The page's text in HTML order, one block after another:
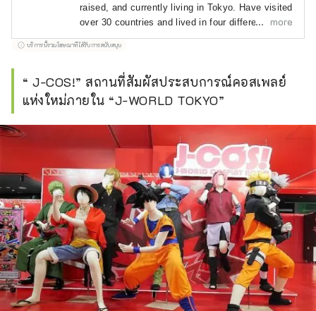
raised, and currently living in Tokyo. Have visited
over 30 countries and lived in four different
prefectures. I have traveled to almost all 47
prefectures in Japan!
charms of a destination through words and
pictures. I love forests, temples, and camels.
more
บริการนี้รวมโฆษณาที่ได้รับการสนับสนุน
“ J-COS!” สถานที่สัมผัสประสบการณ์คอสเพลย์
แห่งใหม่ภายใน “J-WORLD TOKYO”